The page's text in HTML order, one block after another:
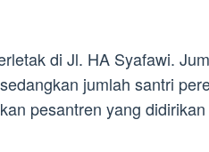
di Jl. HA Syafawi.
jumlah santri
pesantren yang